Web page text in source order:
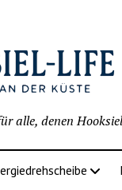
alle, denen